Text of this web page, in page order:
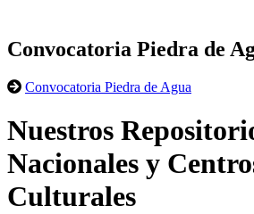
Convocatoria Piedra de
Convocatoria Piedra de Agua
Nuestros
Nacionales y
Culturales